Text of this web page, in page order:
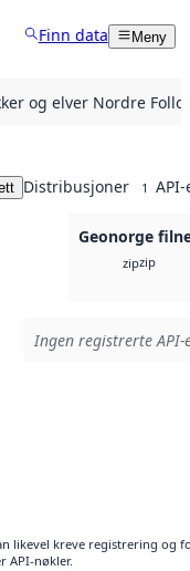
Finn data Meny
og elver Nordre Follo
Distribusjoner 1 API-
Geonorge
zipzip
Ingen registrerte
likevel kreve registrering og
API-nøkler.